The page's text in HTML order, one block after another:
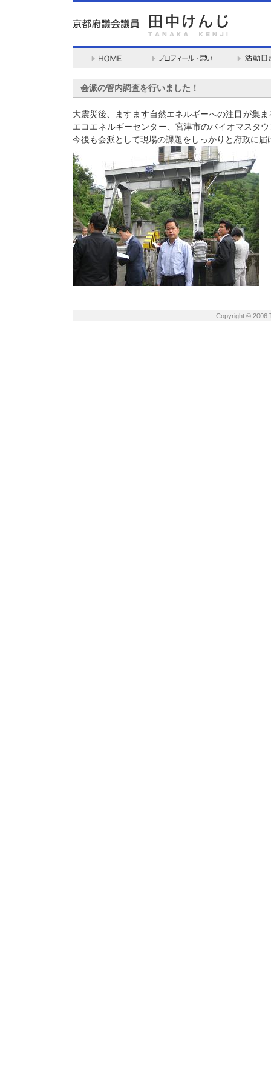
会派の管内調査を行いました！
大震災後、ますます自然エネルギーへの注目が集
エコエネルギーセンター、宮津市のバイオマスタ
今後も会派として現場の課題をしっかりと府政に
Copyright © 2006